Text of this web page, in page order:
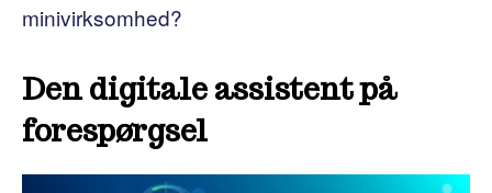
minivirksomhed?
Den digitale assistent på
forespørgsel